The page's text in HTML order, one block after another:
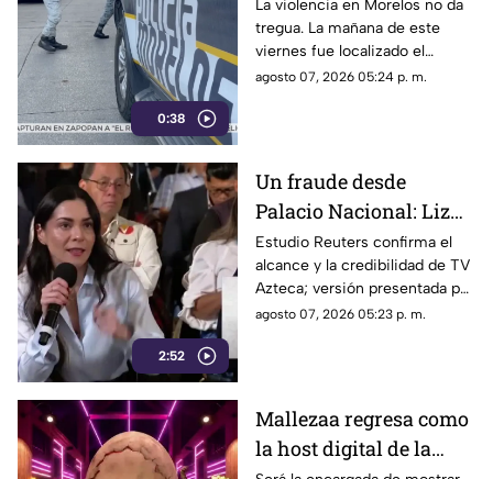
0:38
La violencia en Morelos no da
tregua. La mañana de este
viernes fue localizado el
cuerpo de un hombre con
agosto 07, 2026 05:24 p. m.
2:52
Un fraude desde
Palacio Nacional: Liz
Vilchis intentó
desvirtuar estudio de
Reuters sobre la
credibilidad de TV
Estudio Reuters confirma el
alcance y la credibilidad de TV
Azteca; versión presentada por
Liz Vilchis fue cuestionada al
agosto 07, 2026 05:23 p. m.
Mallezaa regresa como
la host digital de la